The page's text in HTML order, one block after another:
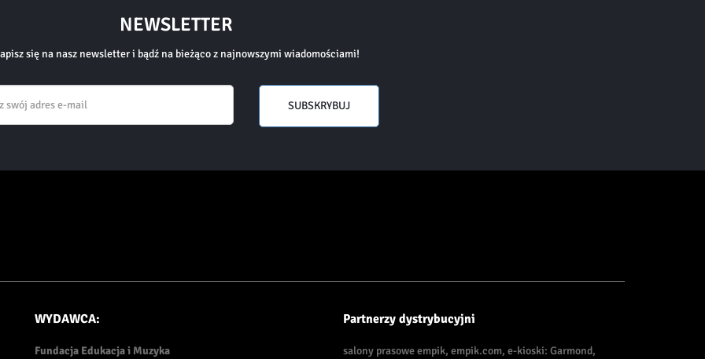
NEWSLETTER
się na nasz newsletter i bądź na bieżąco z najnowszymi wiadomościami!
SUBSKRYBUJ
WYDAWCA:
Fundacja Edukacja i Muzyka
Partnerzy dystrybucyjni
salony prasowe empik, empik.com, e-kioski: Garmond,